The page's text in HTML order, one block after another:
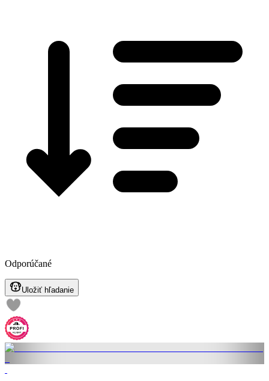
Odporúčané
Uložiť hľadanie